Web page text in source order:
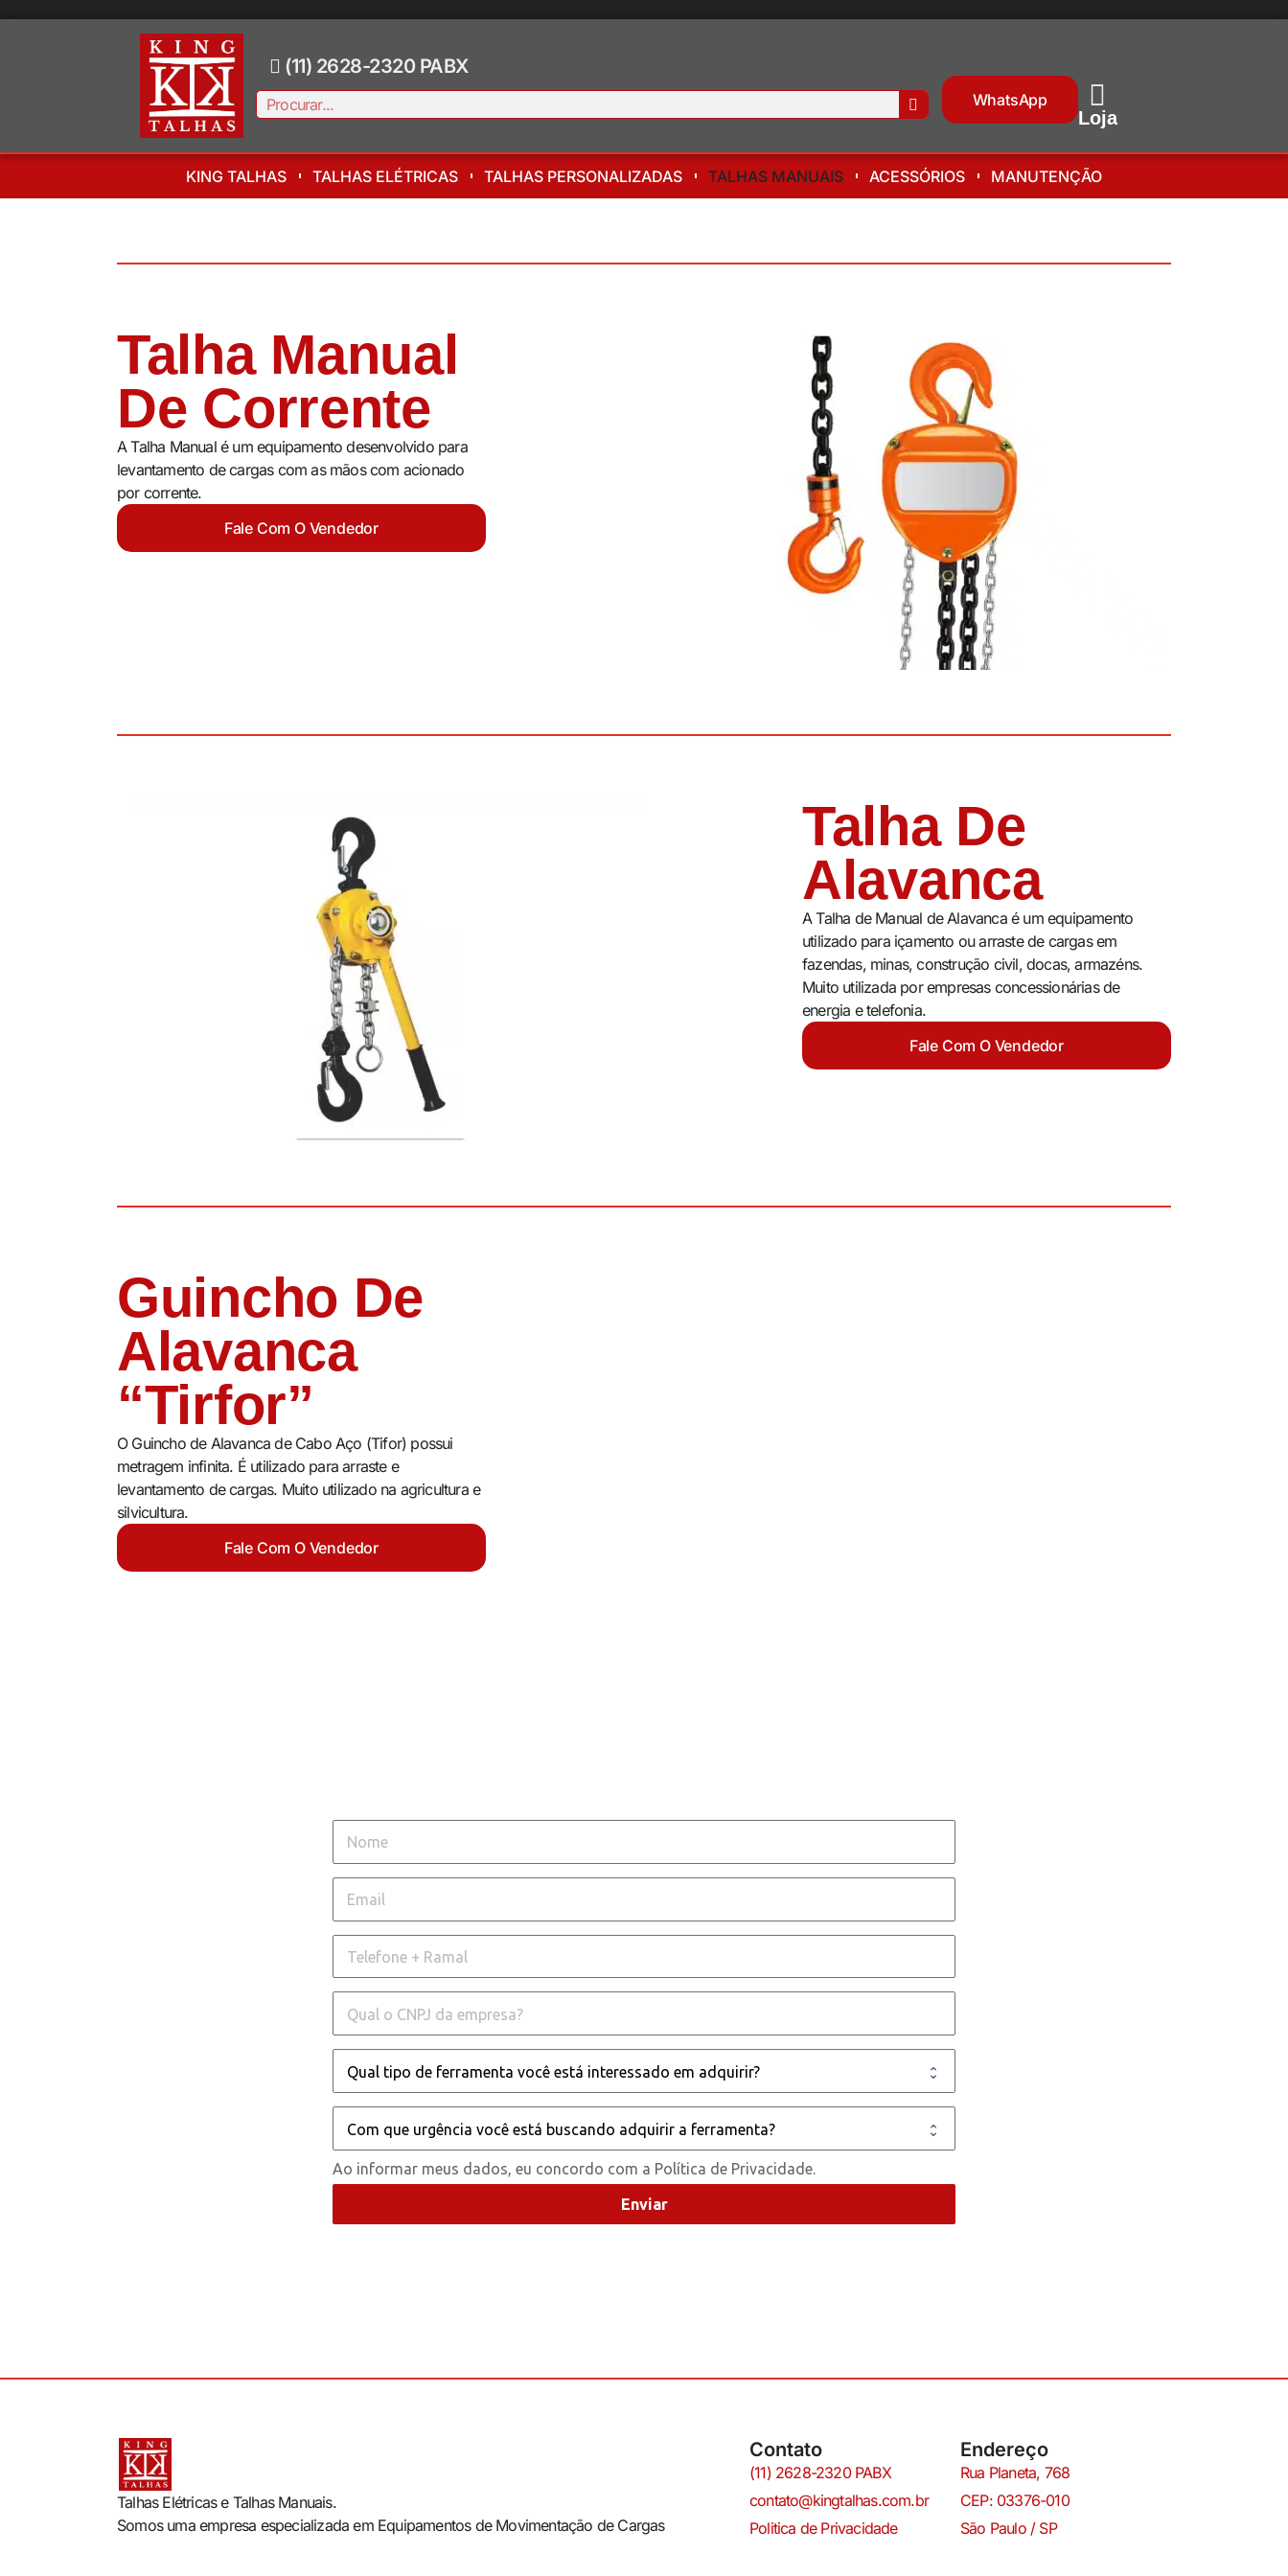
(11) 2628-2320 PABX
WhatsApp
Loja
KING TALHAS TALHAS ELÉTRICAS TALHAS PERSONALIZADAS TALHAS MANUAIS ACESSÓRIOS MANUTENÇÃO
Talha Manual
De Corrente
A Talha Manual é um equipamento desenvolvido para
levantamento de cargas com as mãos com acionado
por corrente.
Fale Com O Vendedor
Talha De
Alavanca
A Talha de Manual de Alavanca é um equipamento
utilizado para içamento ou arraste de cargas em
fazendas, minas, construção civil, docas, armazéns.
Muito utilizada por empresas concessionárias de
energia e telefonia.
Fale Com O Vendedor
Guincho De
Alavanca
“Tirfor”
O Guincho de Alavanca de Cabo Aço (Tifor) possui
metragem infinita. É utilizado para arraste e
levantamento de cargas. Muito utilizado na agricultura e
silvicultura.
Fale Com O Vendedor
Ao informar meus dados, eu concordo com a Política de Privacidade.
Enviar
Talhas Elétricas e Talhas Manuais.
Somos uma empresa especializada em Equipamentos de Movimentação de Cargas
Contato
(11) 2628-2320 PABX
contato@kingtalhas.com.br
Politica de Privacidade
Endereço
Rua Planeta, 768
CEP: 03376-010
São Paulo / SP